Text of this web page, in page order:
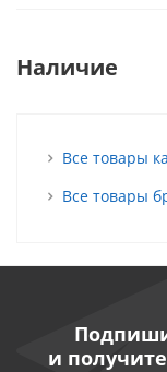
Наличие
Все товары
Все товары
и